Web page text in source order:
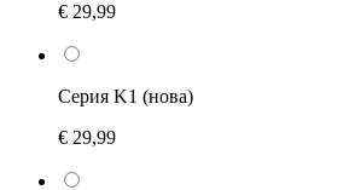
€ 29,99
Серия K1 (нова)
€ 29,99